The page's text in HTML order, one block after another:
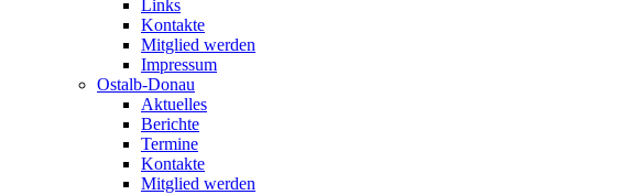
Links
Kontakte
Mitglied werden
Impressum
Ostalb-Donau
Aktuelles
Berichte
Termine
Kontakte
Mitglied werden